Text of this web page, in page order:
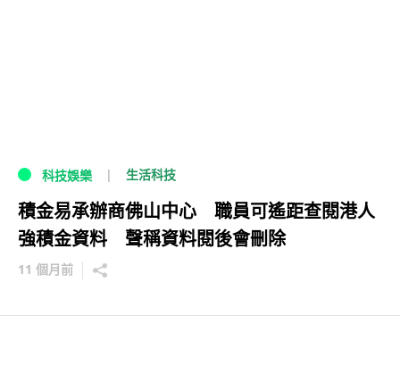
科技娛樂 生活科技
積金易承辦商佛山中心 職員可遙距查閱港人
強積金資料 聲稱資料閱後會刪除
11 個月前